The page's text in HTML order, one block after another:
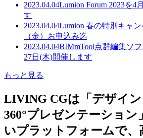
2023.04.04Lumion Forum 2023を4
す
2023.04.04Lumion 春の特別キャン
（金）お申込み迄
2023.04.04BIMmTool点群編集ソ
27日(木)開催します
もっと見る
LIVING CGは「デザイン
360°プレゼンテーション
いプラットフォームで、